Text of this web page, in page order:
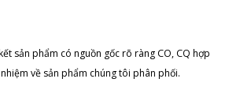
sản phẩm có nguồn gốc rõ ràng CO, CQ hợp
về sản phẩm chúng tôi phân phối.